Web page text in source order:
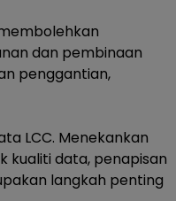
dan pembinaan
penggantian,
LCC. Menekankan
kualiti data, penapisan
langkah penting